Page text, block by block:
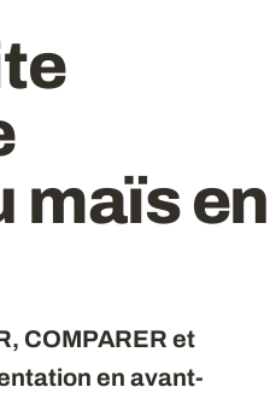
maïs en
COMPARER et
en avant-